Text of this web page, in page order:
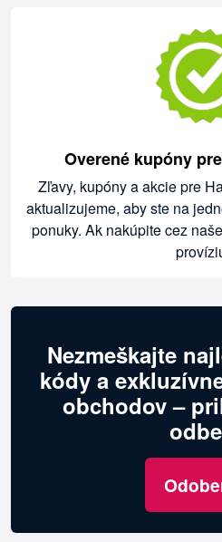
Overené kupóny
Zľavy, kupóny a akcie pre
aktualizujeme, aby ste na
ponuky. Ak nakúpite cez
Nezmeškajte
kódy a
obchodov –